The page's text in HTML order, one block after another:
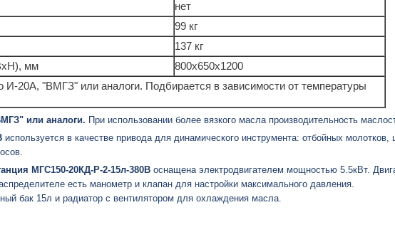
нет
99 кг
137 кг
мм
800х650х1200
И-20А, "ВМГЗ" или аналоги. Подбирается в зависимости от температуры
или аналоги. При использовании более вязкого масла производительность
используется в качестве привода для динамического инструмента: отбойных
МГС150-20КД-Р-2-15л-380В оснащена электродвигателем мощностью 5.5кВт.
есть манометр и клапан для настройки максимального давления.
бак 15л и радиатор с вентилятором для охлаждения масла.